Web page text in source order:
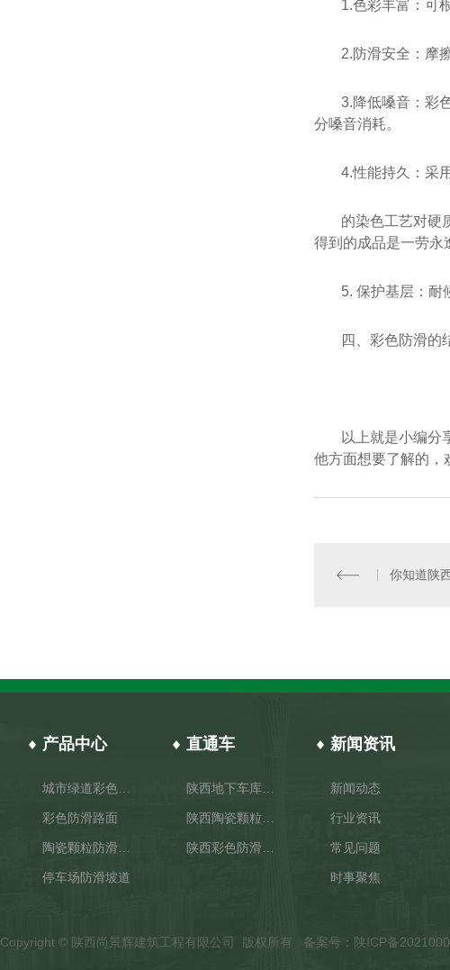
1.色彩丰富：可
2.防滑安全：摩
3.降低嗓音：彩
分嗓音消耗。
4.性能持久：采
的染色工艺对硬
得到的成品是一劳永
5. 保护基层：耐
四、彩色防滑的
以上就是小编分
他方面想要了解的，
产品中心
城市绿道彩色路面
彩色防滑路面
陶瓷颗粒防滑路面
停车场防滑坡道
直通车
陕西地下车库防滑坡道
陕西陶瓷颗粒防滑路面施工
陕西彩色防滑路面厂家
新闻资讯
新闻动态
行业资讯
常见问题
时事聚焦
Copyright © 陕西尚景辉建筑工程有限公司 版权所有 备案号： 陕ICP备